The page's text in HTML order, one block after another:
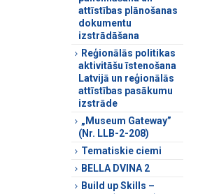
attīstības plānošanas
dokumentu
izstrādāšana
Reģionālās politikas
aktivitāšu īstenošana
Latvijā un reģionālās
attīstības pasākumu
izstrāde
„Museum Gateway”
(Nr. LLB-2-208)
Tematiskie ciemi
BELLA DVINA 2
Build up Skills –